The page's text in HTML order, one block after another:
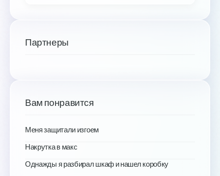
Партнеры
Вам понравится
Меня защитали изгоем
Накрутка в макс
Однажды я разбирал шкаф и нашел коробку